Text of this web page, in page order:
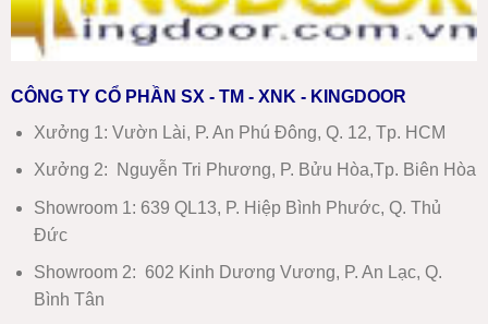
CÔNG TY CỔ PHẦN SX - TM - XNK - KINGDOOR
Xưởng 1: Vườn Lài, P. An Phú Đông, Q. 12, Tp. HCM
Xưởng 2: Nguyễn Tri Phương, P. Bửu Hòa,Tp. Biên Hòa
Showroom 1: 639 QL13, P. Hiệp Bình Phước, Q. Thủ
Đức
Showroom 2: 602 Kinh Dương Vương, P. An Lạc, Q.
Bình Tân